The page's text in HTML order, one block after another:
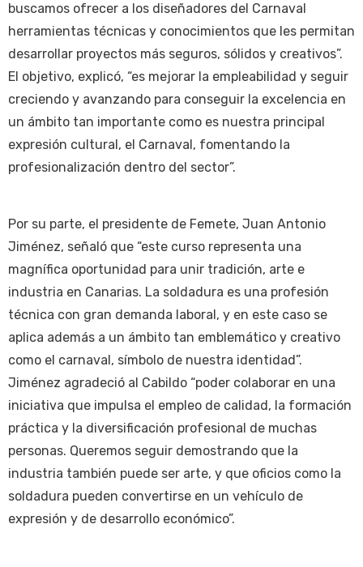
buscamos ofrecer a los diseñadores del Carnaval
herramientas técnicas y conocimientos que les permitan
desarrollar proyectos más seguros, sólidos y creativos”.
El objetivo, explicó, “es mejorar la empleabilidad y seguir
creciendo y avanzando para conseguir la excelencia en
un ámbito tan importante como es nuestra principal
expresión cultural, el Carnaval, fomentando la
profesionalización dentro del sector”.
Por su parte, el presidente de Femete, Juan Antonio
Jiménez, señaló que “este curso representa una
magnífica oportunidad para unir tradición, arte e
industria en Canarias. La soldadura es una profesión
técnica con gran demanda laboral, y en este caso se
aplica además a un ámbito tan emblemático y creativo
como el carnaval, símbolo de nuestra identidad”.
Jiménez agradeció al Cabildo “poder colaborar en una
iniciativa que impulsa el empleo de calidad, la formación
práctica y la diversificación profesional de muchas
personas. Queremos seguir demostrando que la
industria también puede ser arte, y que oficios como la
soldadura pueden convertirse en un vehículo de
expresión y de desarrollo económico”.